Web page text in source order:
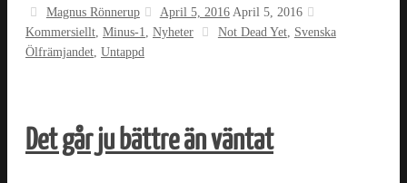
Magnus Rönnerup April 5, 2016 April 5, 2016
Kommersiellt, Minus-1, Nyheter Not Dead Yet, Svenska
Ölfrämjandet, Untappd
Det går ju bättre än väntat